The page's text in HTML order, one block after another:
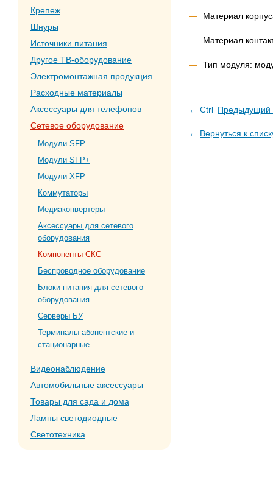
Крепеж
Шнуры
Источники питания
Другое ТВ-оборудование
Электромонтажная продукция
Расходные материалы
Аксессуары для телефонов
Сетевое оборудование
Модули SFP
Модули SFP+
Модули XFP
Коммутаторы
Медиаконвертеры
Аксессуары для сетевого
оборудования
Компоненты СКС
Беспроводное оборудование
Блоки питания для сетевого
оборудования
Серверы БУ
Терминалы абонентские и
стационарные
Видеонаблюдение
Автомобильные аксессуары
Товары для сада и дома
Лампы светодиодные
Светотехника
Материал
Материал
Тип модуля:
← Ctrl Предыдущий
← Вернуться к